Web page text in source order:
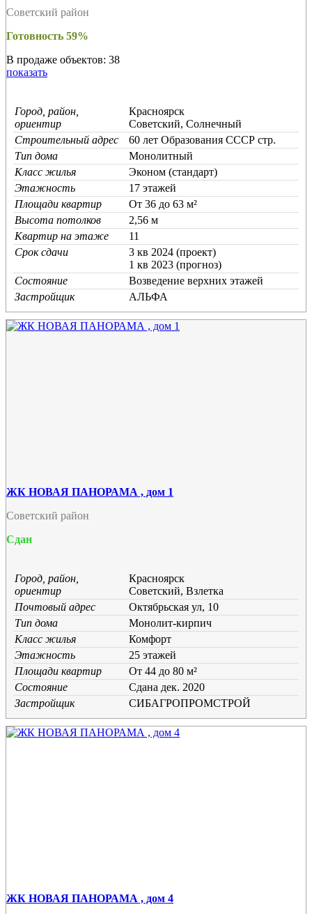
Советский район
Готовность 59%
В продаже объектов: 38
показать
Город, район,
ориентир
Красноярск
Советский, Солнечный
Строительный адрес
60 лет Образования СССР стр.
Тип дома
Монолитный
Класс жилья
Эконом (стандарт)
Этажность
17 этажей
Площади квартир
От 36 до 63 м²
Высота потолков
2,56 м
Квартир на этаже
11
Срок сдачи
3 кв 2024 (проект)
1 кв 2023 (прогноз)
Состояние
Возведение верхних этажей
Застройщик
АЛЬФА
ЖК НОВАЯ ПАНОРАМА , дом 1
Советский район
Сдан
Город, район,
ориентир
Красноярск
Советский, Взлетка
Почтовый адрес
Октябрьская ул, 10
Тип дома
Монолит-кирпич
Класс жилья
Комфорт
Этажность
25 этажей
Площади квартир
От 44 до 80 м²
Состояние
Cдана дек. 2020
Застройщик
СИБАГРОПРОМСТРОЙ
ЖК НОВАЯ ПАНОРАМА , дом 4